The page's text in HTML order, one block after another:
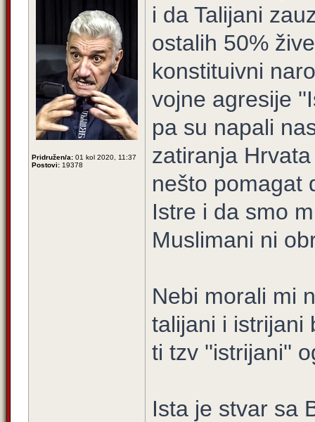
Pridružen/a: 01 kol 2020, 11:37
Postovi: 19378
i da Talijani
ostalih 50%
konstituivni
vojne agresije
pa su napali
zatiranja
nešto pomagat
Istre i da smo
Muslimani ni
Nebi morali mi
talijani i istrijani
ti tzv ''istrijani''
Ista je stvar sa